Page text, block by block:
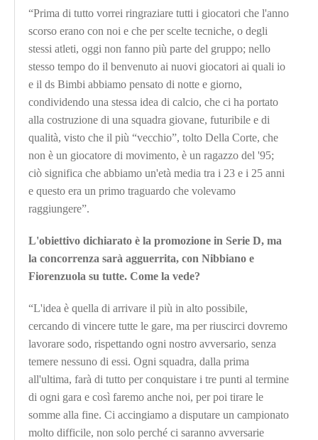
“Prima di tutto vorrei ringraziare tutti i giocatori che l'anno
scorso erano con noi e che per scelte tecniche, o degli
stessi atleti, oggi non fanno più parte del gruppo; nello
stesso tempo do il benvenuto ai nuovi giocatori ai quali io
e il ds Bimbi abbiamo pensato di notte e giorno,
condividendo una stessa idea di calcio, che ci ha portato
alla costruzione di una squadra giovane, futuribile e di
qualità, visto che il più “vecchio”, tolto Della Corte, che
non è un giocatore di movimento, è un ragazzo del '95;
ciò significa che abbiamo un'età media tra i 23 e i 25 anni
e questo era un primo traguardo che volevamo
raggiungere”.
L'obiettivo dichiarato è la promozione in Serie D, ma
la concorrenza sarà agguerrita, con Nibbiano e
Fiorenzuola su tutte. Come la vede?
“L'idea è quella di arrivare il più in alto possibile,
cercando di vincere tutte le gare, ma per riuscirci dovremo
lavorare sodo, rispettando ogni nostro avversario, senza
temere nessuno di essi. Ogni squadra, dalla prima
all'ultima, farà di tutto per conquistare i tre punti al termine
di ogni gara e così faremo anche noi, per poi tirare le
somme alla fine. Ci accingiamo a disputare un campionato
molto difficile, non solo perché ci saranno avversarie